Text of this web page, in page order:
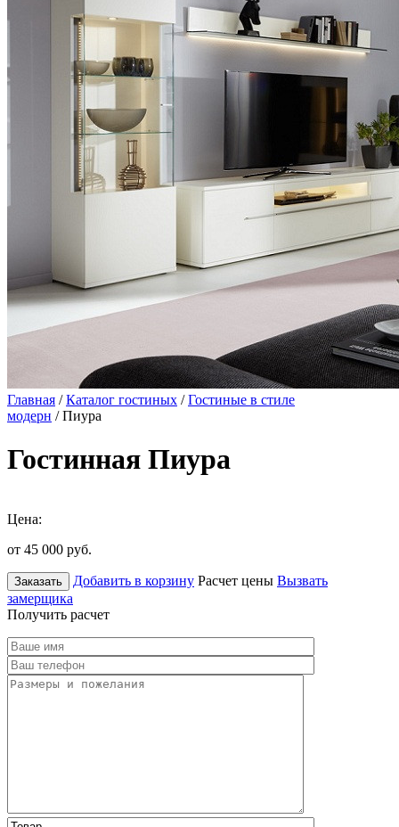
Главная /Каталог гостиных /Гостиные в стиле
модерн / Пиура
Гостинная Пиура
Цена:
от 45 000 руб.
Заказать Добавить в корзину Расчет цены Вызвать
замерщика
Получить расчет